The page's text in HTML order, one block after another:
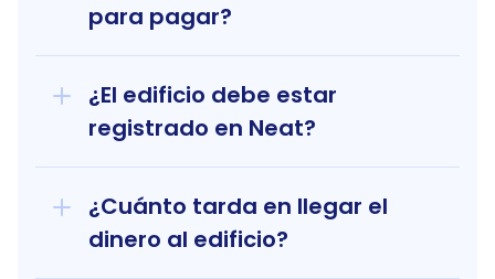
para pagar?
¿El edificio debe estar
registrado en Neat?
¿Cuánto tarda en llegar el
dinero al edificio?